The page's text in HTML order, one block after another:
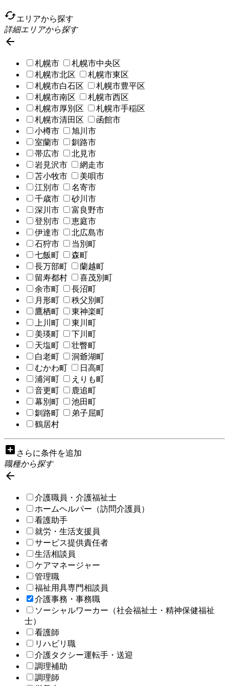
cachedエリアから探す
詳細エリアから探す

札幌市
札幌市中央区
札幌市北区
札幌市東区
札幌市白石区
札幌市豊平区
札幌市南区
札幌市西区
札幌市厚別区
札幌市手稲区
札幌市清田区
函館市
小樽市
旭川市
室蘭市
釧路市
帯広市
北見市
岩見沢市
網走市
苫小牧市
美唄市
江別市
名寄市
千歳市
砂川市
深川市
富良野市
登別市
恵庭市
伊達市
北広島市
石狩市
当別町
七飯町
森町
長万部町
蘭越町
留寿都村
喜茂別町
余市町
長沼町
月形町
秩父別町
鷹栖町
東神楽町
上川町
東川町
美瑛町
下川町
天塩町
壮瞥町
白老町
洞爺湖町
むかわ町
日高町
浦河町
えりも町
音更町
鹿追町
幕別町
池田町
釧路町
弟子屈町
鶴居村
add_box さらに条件を追加
職種から探す

介護職員・介護福祉士
ホームヘルパー（訪問介護員）
看護助手
就労・生活支援員
サービス提供責任者
生活相談員
ケアマネージャー
管理職
福祉用具専門相談員
介護事務・事務職
ソーシャルワーカー（社会福祉士・精神保健福祉
士）
看護師
リハビリ職
介護タクシー運転手・送迎
調理補助
調理師